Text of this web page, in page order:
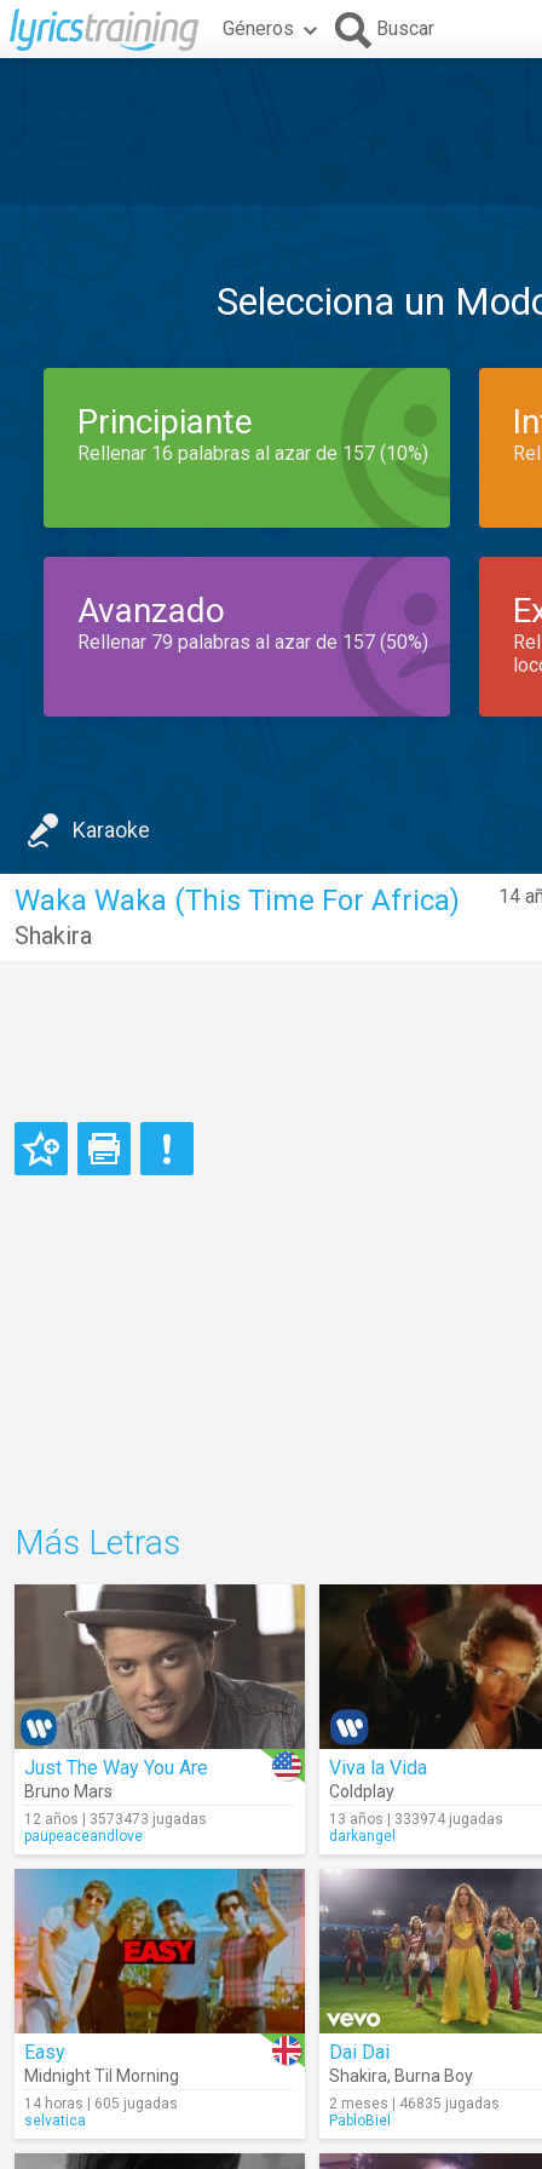
Géneros Buscar
Selecciona un
Principiante
Rellenar 16 palabras al azar de 157 (10%)
Avanzado
Rellenar 79 palabras al azar de 157 (50%)
Karaoke
14
Waka Waka (This Time For Africa)
Shakira
Más Letras
Just The Way You Are
Bruno Mars
12 años | 3573473 jugadas
paupeaceandlove
Viva la Vida
Coldplay
13 años | 333974 jugadas
darkangel
Easy
Midnight Til Morning
14 horas | 605 jugadas
selvatica
Dai Dai
Shakira, Burna Boy
2 meses | 46835 jugadas
PabloBiel